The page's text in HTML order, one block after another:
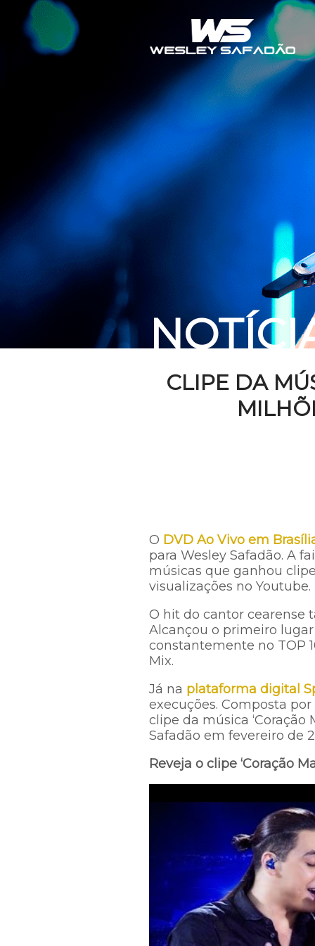
CLIPE DA
O DVD Ao Vivo em
para Wesley Safadão. A
músicas que ganhou
visualizações no Youtube.
O hit do cantor cearense
Alcançou o primeiro
constantemente no TOP
Mix.
Já na plataforma digital
execuções. Composta
clipe da música ‘Coração
Safadão em fevereiro de
Reveja o clipe ‘Coração